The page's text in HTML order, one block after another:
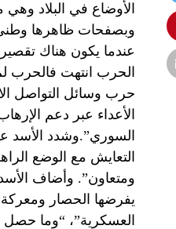
الأوضاع في البلاد
وبصفحات ظاهرها وطني
عندما يكون هناك
الحرب انتهت فالحرب
حرب وسائل التواصل
الأعداء عبر دعم
السوري”.وشدد الأسد
التعايش مع الوضع
ومتعاون”. وأضاف
يفرضها الحصار
العسكرية”، “وما